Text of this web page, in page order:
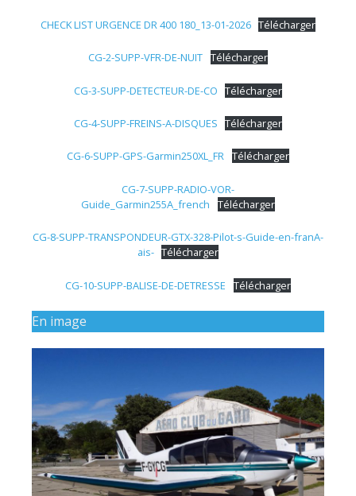
CHECK LIST URGENCE DR 400 180_13-01-2026 Télécharger
CG-2-SUPP-VFR-DE-NUIT Télécharger
CG-3-SUPP-DETECTEUR-DE-CO Télécharger
CG-4-SUPP-FREINS-A-DISQUES Télécharger
CG-6-SUPP-GPS-Garmin250XL_FR Télécharger
CG-7-SUPP-RADIO-VOR-
Guide_Garmin255A_french
Télécharger
CG-8-SUPP-TRANSPONDEUR-GTX-328-Pilot-s-Guide-en-franA-
ais- Télécharger
CG-10-SUPP-BALISE-DE-DETRESSE Télécharger
En image